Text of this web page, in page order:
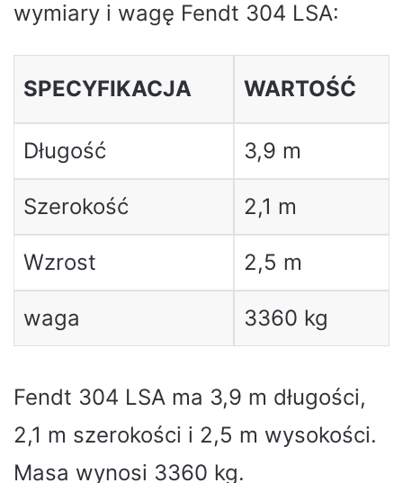
wymiary i wagę Fendt 304 LSA:
SPECYFIKACJA WARTOŚĆ
Długość 3,9 m
Szerokość 2,1 m
Wzrost 2,5 m
waga 3360 kg
Fendt 304 LSA ma 3,9 m długości,
2,1 m szerokości i 2,5 m wysokości.
Masa wynosi 3360 kg.